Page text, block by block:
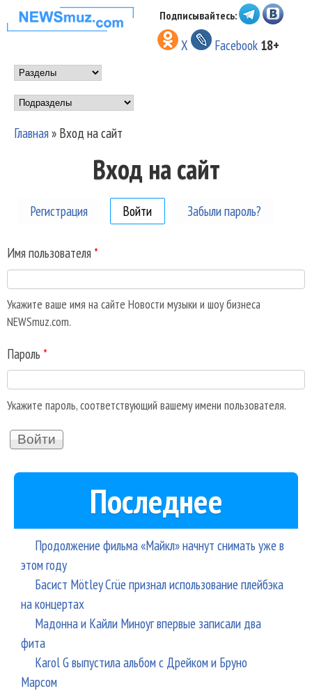
Перейти к основному
содержанию
НОВОСТИ
МУЗЫКИ И
ШОУ БИЗНЕСА
NEWSMUZ.COM
Подписывайтесь:
X Facebook 18+
Main menu
Подразделы
Вы здесь
Главная» Вход на сайт
Вход на сайт
Регистрация Войти (активная вкладка)
Забыли пароль?
Имя пользователя *
Укажите ваше имя на сайте Новости музыки и шоу бизнеса
NEWSmuz.com.
Пароль *
Укажите пароль, соответствующий вашему имени пользователя.
Последнее
Продолжение фильма «Майкл» начнут снимать уже в
этом году
Басист Mötley Crüe признал использование плейбэка
на концертах
Мадонна и Кайли Миноуг впервые записали два
фита
Karol G выпустила альбом с Дрейком и Бруно
Марсом